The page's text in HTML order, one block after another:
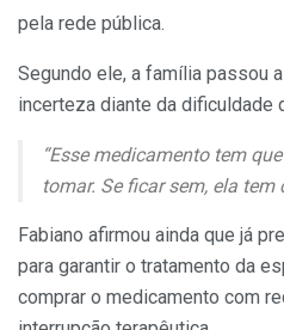
pela rede pública.
Segundo ele, a família passou
incerteza diante da dificuldade
“Esse medicamento tem
tomar. Se ficar sem, ela tem
Fabiano afirmou ainda que já
para garantir o tratamento da
comprar o medicamento com